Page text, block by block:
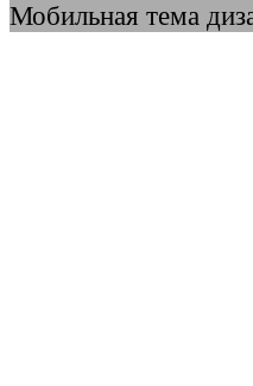
Мобильная тема